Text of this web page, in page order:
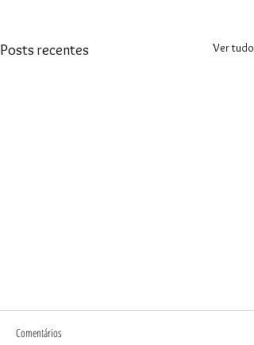
Posts recentes Ver tudo
Comentários